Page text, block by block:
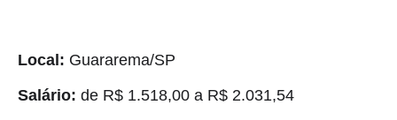
Local: Guararema/SP
Salário: de R$ 1.518,00 a R$ 2.031,54